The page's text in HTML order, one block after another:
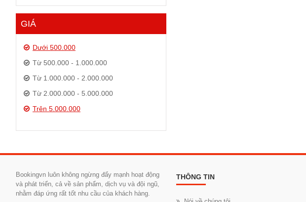
GIÁ
Dưới 500.000
Từ 500.000 - 1.000.000
Từ 1.000.000 - 2.000.000
Từ 2.000.000 - 5.000.000
Trên 5.000.000
Bookingvn luôn không ngừng đẩy mạnh hoạt động
và phát triển, cả về sản phẩm, dịch vụ và đội ngũ,
nhằm đáp ứng rất tốt nhu cầu của khách hàng.
THÔNG TIN